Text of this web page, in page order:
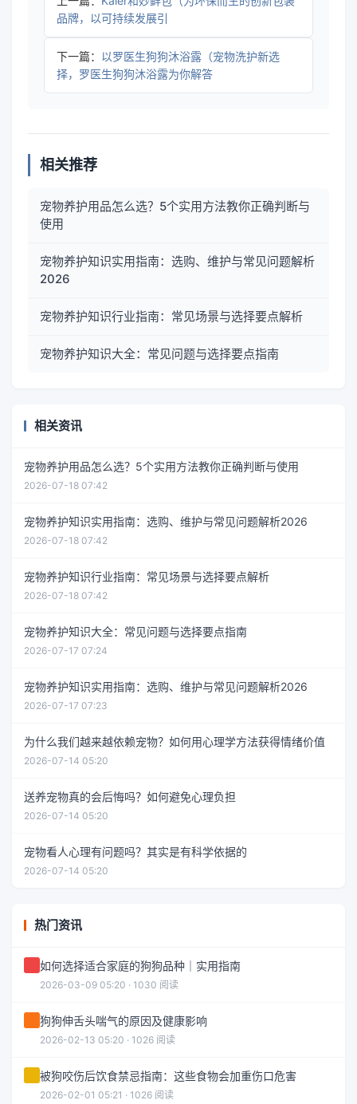
品牌，以可持续发展引
下一篇：
以罗医生狗狗沐浴露（宠物洗护新选
择，罗医生狗狗沐浴露为你解答
相关推荐
宠物养护用品怎么选？5个实用方法教你正确判断与
使用
宠物养护知识实用指南：选购、维护与常见问题解析
2026
宠物养护知识行业指南：常见场景与选择要点解析
宠物养护知识大全：常见问题与选择要点指南
相关资讯
宠物养护用品怎么选？5个实用方法教你正确判断与使用
2026-07-18 07:42
宠物养护知识实用指南：选购、维护与常见问题解析2026
2026-07-18 07:42
宠物养护知识行业指南：常见场景与选择要点解析
2026-07-18 07:42
宠物养护知识大全：常见问题与选择要点指南
2026-07-17 07:24
宠物养护知识实用指南：选购、维护与常见问题解析2026
2026-07-17 07:23
为什么我们越来越依赖宠物？如何用心理学方法获得情绪价值
2026-07-14 05:20
送养宠物真的会后悔吗？如何避免心理负担
2026-07-14 05:20
宠物看人心理有问题吗？其实是有科学依据的
2026-07-14 05:20
热门资讯
如何选择适合家庭的狗狗品种｜实用指南
2026-03-09 05:20 · 1030 阅读
狗狗伸舌头喘气的原因及健康影响
2026-02-13 05:20 · 1026 阅读
被狗咬伤后饮食禁忌指南：这些食物会加重伤口危害
2026-02-01 05:21 · 1026 阅读